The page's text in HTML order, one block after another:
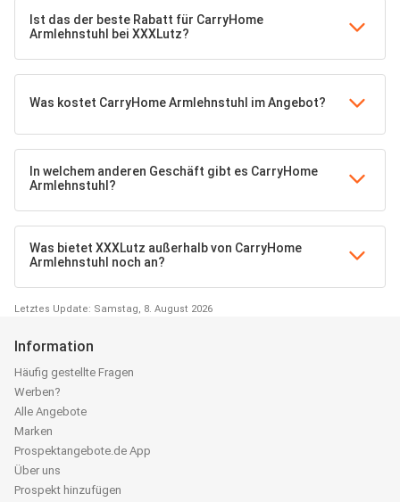
Ist das der beste Rabatt für CarryHome
Armlehnstuhl bei XXXLutz?
Was kostet CarryHome Armlehnstuhl im Angebot?
In welchem anderen Geschäft gibt es CarryHome
Armlehnstuhl?
Was bietet XXXLutz außerhalb von CarryHome
Armlehnstuhl noch an?
Letztes Update: Samstag, 8. August 2026
Information
Häufig gestellte Fragen
Werben?
Alle Angebote
Marken
Prospektangebote.de App
Über uns
Prospekt hinzufügen